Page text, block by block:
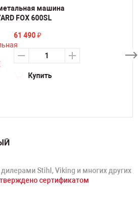
машина
FOX 600SL
61 490₽
Купить
Stihl, Viking и многих других
сертификатом